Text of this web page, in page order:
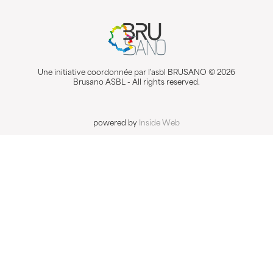
Une initiative coordonnée par l'asbl BRUSANO © 2026
Brusano ASBL - All rights reserved.
powered by Inside Web